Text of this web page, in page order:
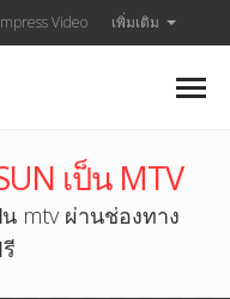
Video เพิ่มเติม
เป็น MTV
mtv ผ่านช่องทาง